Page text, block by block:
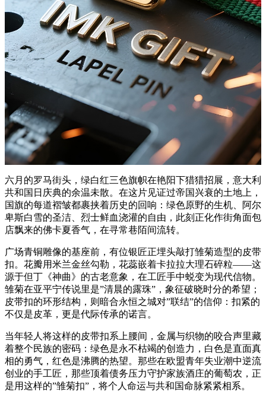
六月的罗马街头，绿白红三色旗帜在艳阳下猎猎招展，意大利
共和国日庆典的余温未散。在这片见证过帝国兴衰的土地上，
国旗的每道褶皱都裹挟着历史的回响：绿色原野的生机、阿尔
卑斯白雪的圣洁、烈士鲜血浇灌的自由，此刻正化作街角面包
店飘来的佛卡夏香气，在寻常巷陌间流转。
广场青铜雕像的基座前，有位银匠正埋头敲打雏菊造型的皮带
扣。花瓣用米兰金丝勾勒，花蕊嵌着卡拉拉大理石碎粒——这
源于但丁《神曲》的古老意象，在工匠手中蜕变为现代信物。
雏菊在亚平宁传说里是”清晨的露珠”，象征破晓时分的希望；
皮带扣的环形结构，则暗合永恒之城对”联结”的信仰：扣紧的
不仅是皮革，更是代际传承的诺言。
当年轻人将这样的皮带扣系上腰间，金属与织物的咬合声里藏
着整个民族的密码：绿色是永不枯竭的创造力，白色是直面真
相的勇气，红色是沸腾的热望。那些在欧盟青年失业潮中逆流
创业的手工匠，那些顶着债务压力守护家族酒庄的葡萄农，正
是用这样的”雏菊扣”，将个人命运与共和国命脉紧紧相系。